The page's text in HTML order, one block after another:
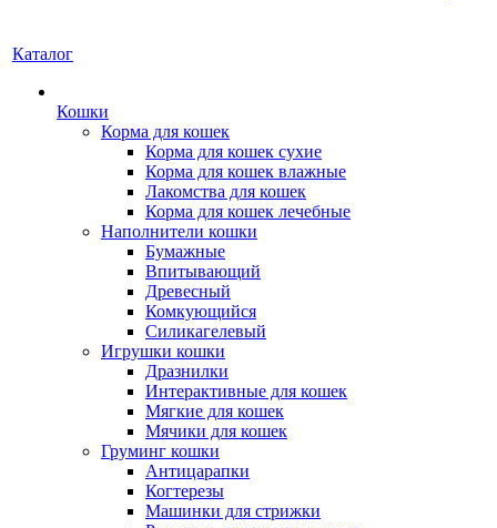
Каталог
Кошки
Корма для кошек
Корма для кошек сухие
Корма для кошек влажные
Лакомства для кошек
Корма для кошек лечебные
Наполнители кошки
Бумажные
Впитывающий
Древесный
Комкующийся
Силикагелевый
Игрушки кошки
Дразнилки
Интерактивные для кошек
Мягкие для кошек
Мячики для кошек
Груминг кошки
Антицарапки
Когтерезы
Машинки для стрижки